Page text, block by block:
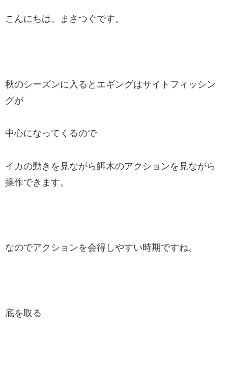
こんにちは、まさつぐです。
秋のシーズンに入るとエギングはサイトフィッシン
グが
中心になってくるので
イカの動きを見ながら餌木のアクションを見ながら
操作できます。
なのでアクションを会得しやすい時期ですね。
底を取る